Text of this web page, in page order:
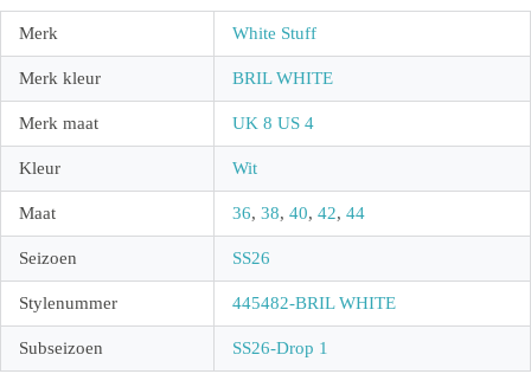
Merk White Stuff
Merk kleur BRIL WHITE
Merk maat UK 8 US 4
Kleur Wit
Maat 36, 38, 40, 42, 44
Seizoen SS26
Stylenummer 445482-BRIL WHITE
Subseizoen SS26-Drop 1